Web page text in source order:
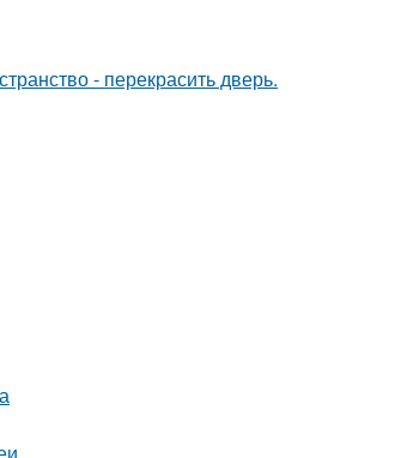
- перекрасить дверь.